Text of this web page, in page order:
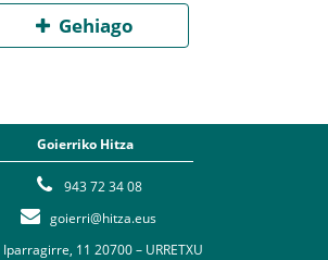
Gehiago
Goierriko Hitza
943 72 34 08
goierri@hitza.eus
Iparragirre, 11 20700 – URRETXU